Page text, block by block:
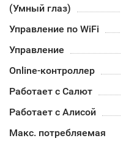
(Умный глаз)
Управление по WiFi
Управление
Online-контроллер
Работает с Салют
Работает с Алисой
Макс. потребляемая